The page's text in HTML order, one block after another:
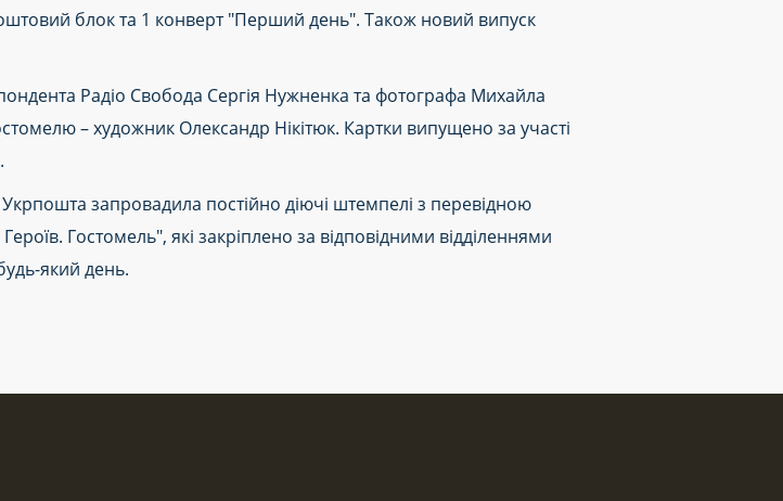
блок та 1 конверт "Перший день". Також новий випуск
Радіо Свобода Сергія Нужненка та фотографа Михайла
– художник Олександр Нікітюк. Картки випущено за участі
запровадила постійно діючі штемпелі з перевідною
Гостомель", які закріплено за відповідними відділеннями
який день.